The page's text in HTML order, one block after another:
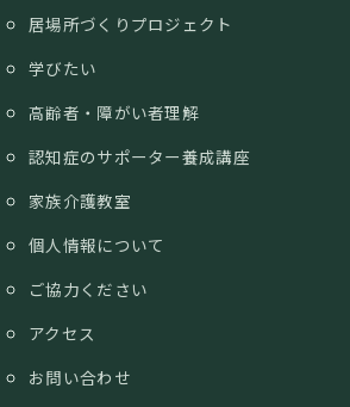
居場所づくりプロジェクト
学びたい
高齢者・障がい者理解
認知症のサポーター養成講座
家族介護教室
個人情報について
ご協力ください
アクセス
お問い合わせ